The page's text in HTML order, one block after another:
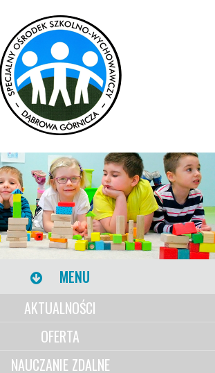
MENU
AKTUALNOŚCI
OFERTA
NAUCZANIE ZDALNE